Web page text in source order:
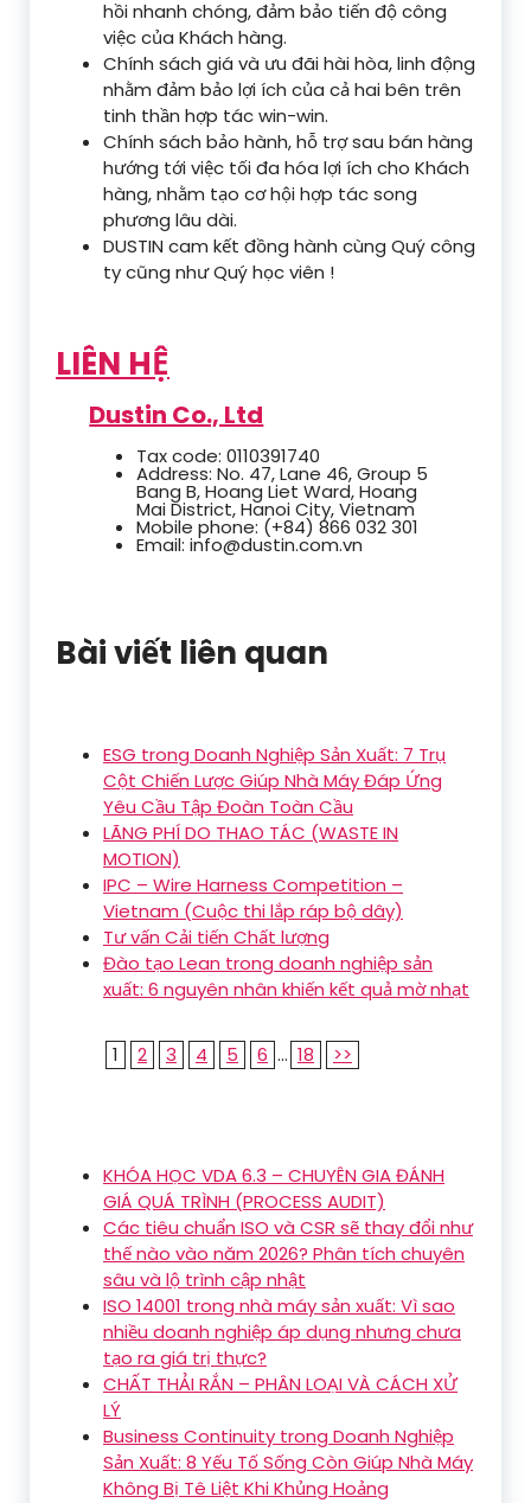
hồi nhanh chóng, đảm bảo tiến độ công
việc của Khách hàng.
Chính sách giá và ưu đãi hài hòa, linh động
nhằm đảm bảo lợi ích của cả hai bên trên
tinh thần hợp tác win-win.
Chính sách bảo hành, hỗ trợ sau bán hàng
hướng tới việc tối đa hóa lợi ích cho Khách
hàng, nhằm tạo cơ hội hợp tác song
phương lâu dài.
DUSTIN cam kết đồng hành cùng Quý công
ty cũng như Quý học viên !
LIÊN HỆ
Dustin Co., Ltd
Tax code: 0110391740
Address: No. 47, Lane 46, Group 5
Bang B, Hoang Liet Ward, Hoang
Mai District, Hanoi City, Vietnam
Mobile phone: (+84) 866 032 301
Email: info@dustin.com.vn
Bài viết liên quan
ESG trong Doanh Nghiệp Sản Xuất: 7 Trụ
Cột Chiến Lược Giúp Nhà Máy Đáp Ứng
Yêu Cầu Tập Đoàn Toàn Cầu
LÃNG PHÍ DO THAO TÁC (WASTE IN
MOTION)
IPC – Wire Harness Competition –
Vietnam (Cuộc thi lắp ráp bộ dây)
Tư vấn Cải tiến Chất lượng
Đào tạo Lean trong doanh nghiệp sản
xuất: 6 nguyên nhân khiến kết quả mờ nhạt
1 2 3 4 5 6 ... 18 >>
KHÓA HỌC VDA 6.3 – CHUYÊN GIA ĐÁNH
GIÁ QUÁ TRÌNH (PROCESS AUDIT)
Các tiêu chuẩn ISO và CSR sẽ thay đổi như
thế nào vào năm 2026? Phân tích chuyên
sâu và lộ trình cập nhật
ISO 14001 trong nhà máy sản xuất: Vì sao
nhiều doanh nghiệp áp dụng nhưng chưa
tạo ra giá trị thực?
CHẤT THẢI RẮN – PHÂN LOẠI VÀ CÁCH XỬ
LÝ
Business Continuity trong Doanh Nghiệp
Sản Xuất: 8 Yếu Tố Sống Còn Giúp Nhà Máy
Không Bị Tê Liệt Khi Khủng Hoảng